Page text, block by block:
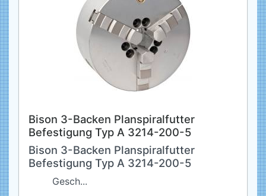
Bison 3-Backen Planspiralfutter
Befestigung Typ A 3214-200-5
Bison 3-Backen Planspiralfutter
Befestigung Typ A 3214-200-5
Gesch...